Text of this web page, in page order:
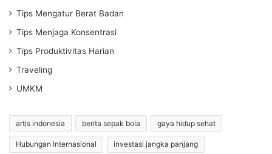
Tips Mengatur Berat Badan
Tips Menjaga Konsentrasi
Tips Produktivitas Harian
Traveling
UMKM
artis indonesia berita sepak bola gaya hidup sehat
Hubungan Internasional investasi jangka panjang